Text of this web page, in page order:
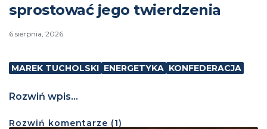
sprostować jego twierdzenia
6 sierpnia, 2026
MAREK TUCHOLSKI ENERGETYKA KONFEDERACJA
Rozwiń wpis...
Rozwiń komentarze (1)